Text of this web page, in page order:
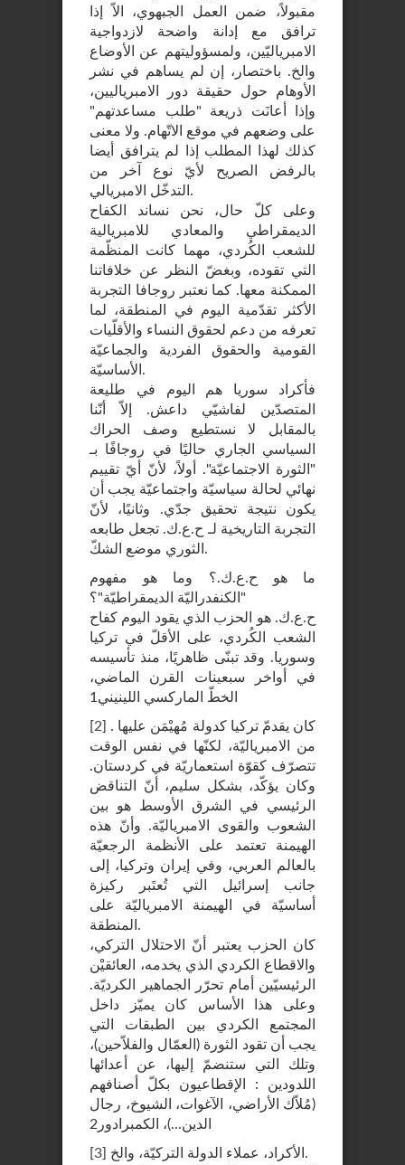
مقبولاً، ضمن العمل الجبهوي، الاّ إذا
ترافق مع إدانة واضحة لازدواجية
الامبرياليّين، ولمسؤوليتهم عن الأوضاع
والخ. باختصار، إن لم يساهم في نشر
الأوهام حول حقيقة دور الامبرياليين،
وإذا أعانَت ذريعة "طلب مساعدتهم"
على وضعهم في موقع الاتّهام. ولا معنى
كذلك لهذا المطلب إذا لم يترافق أيضا
بالرفض الصريح لأيّ نوع آخر من
التدخّل الامبريالي.
وعلى كلّ حال، نحن نساند الكفاح
الديمقراطي والمعادي للامبريالية
للشعب الكُردي، مهما كانت المنظّمة
التي تقوده، وبغضّ النظر عن خلافاتنا
الممكنة معها. كما نعتبر روجافا التجربة
الأكثر تقدّمية اليوم في المنطقة، لما
تعرفه من دعم لحقوق النساء والأقلّيات
القومية والحقوق الفردية والجماعيّة
الأساسيّة.
فأكراد سوريا هم اليوم في طليعة
المتصدّين لفاشيّي داعش. إلاّ أنّنا
بالمقابل لا نستطيع وصف الحراك
السياسي الجاري حاليًا في روجافًا بـ
"الثورة الاجتماعيّة". أولاً، لأنّ أيّ تقييم
نهائي لحالة سياسيّة واجتماعيّة يجب أن
يكون نتيجة تحقيق جدّي. وثانيًا، لأنّ
التجربة التاريخية لـ ح.ع.ك. تجعل طابعه
الثوري موضع الشكّ.
ما هو ح.ع.ك.؟ وما هو مفهوم
"الكنفدراليّة الديمقراطيّة"؟
ح.ع.ك. هو الحزب الذي يقود اليوم كفاح
الشعب الكُردي، على الأقلّ في تركيا
وسوريا. وقد تبنّى ظاهريًا، منذ تأسيسه
في أواخر سبعينات القرن الماضي،
الخطّ الماركسي اللينيني1
[2] . كان يقدمّ تركيا كدولة مُهيْمَن عليها
من الامبرياليّة، لكنّها في نفس الوقت
تتصرّف كقوّة استعماريّة في كردستان.
وكان يؤكّد، بشكل سليم، أنّ التناقض
الرئيسي في الشرق الأوسط هو بين
الشعوب والقوى الامبرياليّة. وأنّ هذه
الهيمنة تعتمد على الأنظمة الرجعيّة
بالعالم العربي، وفي إيران وتركيا، إلى
جانب إسرائيل التي تُعتَبر ركيزة
أساسيّة في الهيمنة الامبرياليّة على
المنطقة.
كان الحزب يعتبر أنّ الاحتلال التركي،
والاقطاع الكردي الذي يخدمه، العائقيْن
الرئيسيّين أمام تحرّر الجماهير الكرديّة.
وعلى هذا الأساس كان يميّز داخل
المجتمع الكردي بين الطبقات التي
يجب أن تقود الثورة (العمّال والفلاّحين)،
وتلك التي ستنضمّ إليها، عن أعدائها
اللدودين : الإقطاعيون بكلّ أصنافهم
(مُلاّك الأراضي، الآغوات، الشيوخ، رجال
الدين...)، الكمبرادور2
[3]
الأكراد، عملاء الدولة التركيّة، والخ.